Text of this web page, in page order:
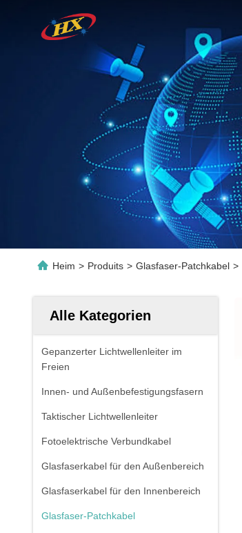
Heim > Produits > Glasfaser-Patchkabel >
Alle Kategorien
Gepanzerter Lichtwellenleiter im
Freien
Innen- und Außenbefestigungsfasern
Taktischer Lichtwellenleiter
Fotoelektrische Verbundkabel
Glasfaserkabel für den Außenbereich
Glasfaserkabel für den Innenbereich
Glasfaser-Patchkabel